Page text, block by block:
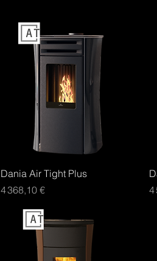
Aperçu rapide
Dania Air Tight Plus
Prix
4 368,10 € 4